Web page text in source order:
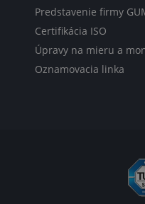
Predstavenie firmy
Certifikácia ISO
Úpravy na mieru a
Oznamovacia linka